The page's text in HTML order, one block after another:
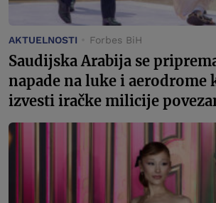
AKTUELNOSTI Forbes BiH
Saudijska Arabija se
napade na luke i aerodrome
izvesti iračke milicije